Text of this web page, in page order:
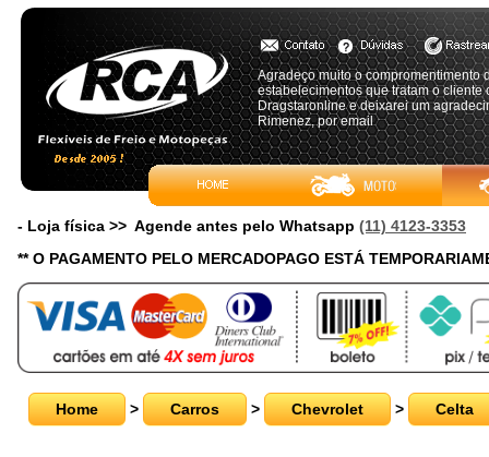
Agradeço muito o compromentimento
estabelecimentos que tratam o cliente
Dragstaronline e deixarei um
Rimenez, por email
- Loja física >> Agende antes pelo Whatsapp (11) 4123-3353
** O PAGAMENTO PELO MERCADOPAGO ESTÁ
Home > Carros > Chevrolet > Celta